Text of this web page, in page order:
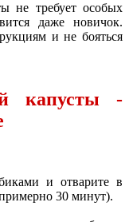
не требует особых
даже новичок.
и не бояться
капусты -
и отварите в
30 минут).